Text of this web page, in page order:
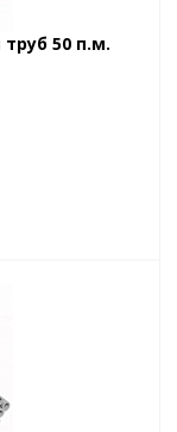
50 п.м.